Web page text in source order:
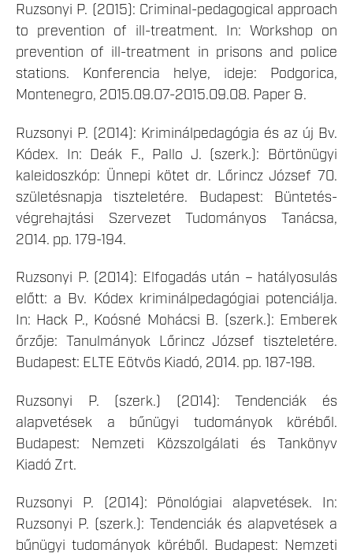
Ruzsonyi P. (2015): Criminal-pedagogical approach
to prevention of ill-treatment. In: Workshop on
prevention of ill-treatment in prisons and police
stations. Konferencia helye, ideje: Podgorica,
Montenegro, 2015.09.07-2015.09.08. Paper &.
Ruzsonyi P. (2014): Kriminálpedagógia és az új Bv.
Kódex. In: Deák F., Pallo J. (szerk.): Börtönügyi
kaleidoszkóp: Ünnepi kötet dr. Lőrincz József 70.
születésnapja tiszteletére. Budapest: Büntetés-
végrehajtási Szervezet Tudományos Tanácsa,
2014. pp. 179-194.
Ruzsonyi P. (2014): Elfogadás után – hatályosulás
előtt: a Bv. Kódex kriminálpedagógiai potenciálja.
In: Hack P., Koósné Mohácsi B. (szerk.): Emberek
őrzője: Tanulmányok Lőrincz József tiszteletére.
Budapest: ELTE Eötvös Kiadó, 2014. pp. 187-198.
Ruzsonyi P. (szerk.) (2014): Tendenciák és
alapvetések a bűnügyi tudományok köréből.
Budapest: Nemzeti Közszolgálati és Tankönyv
Kiadó Zrt.
Ruzsonyi P. (2014): Pönológiai alapvetések. In:
Ruzsonyi P. (szerk.): Tendenciák és alapvetések a
bűnügyi tudományok köréből. Budapest: Nemzeti